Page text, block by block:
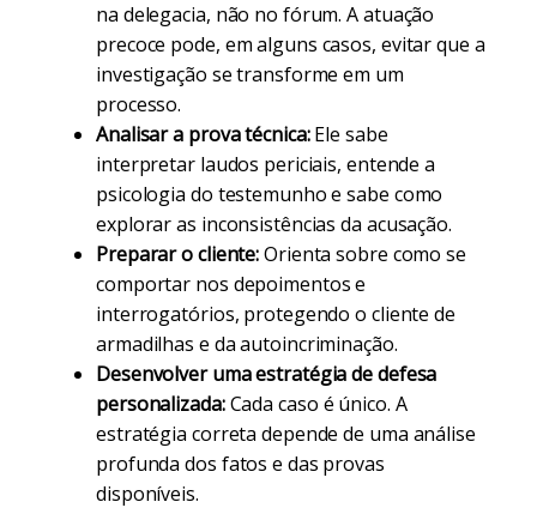
na delegacia, não no fórum. A atuação
precoce pode, em alguns casos, evitar que a
investigação se transforme em um
processo.
Analisar a prova técnica:Ele sabe
interpretar laudos periciais, entende a
psicologia do testemunho e sabe como
explorar as inconsistências da acusação.
Preparar o cliente:Orienta sobre como se
comportar nos depoimentos e
interrogatórios, protegendo o cliente de
armadilhas e da autoincriminação.
Desenvolver uma estratégia de defesa
personalizada:Cada caso é único. A
estratégia correta depende de uma análise
profunda dos fatos e das provas
disponíveis.